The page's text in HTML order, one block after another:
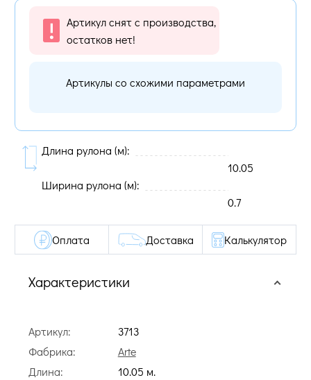
Артикул снят с производства,
остатков нет!
Артикулы со схожими параметрами
Длина рулона (м):
10.05
Ширина рулона (м):
0.7
Характеристики
Артикул:
3713
Фабрика:
Arte
Длина:
10.05 м.
Оплата Доставка Калькулятор